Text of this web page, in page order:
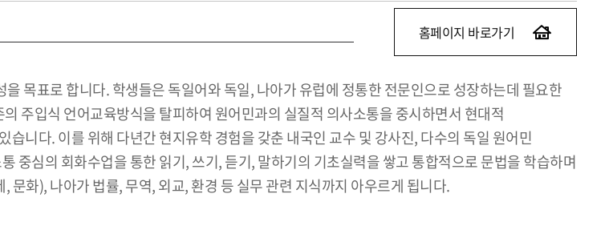
홈페이지 바로가기
목표로 합니다. 학생들은 독일어와 독일, 나아가 유럽에 정통한 전문인으로 성장하는데 필요한
주입식 언어교육방식을 탈피하여 원어민과의 실질적 의사소통을 중시하면서 현대적
니다. 이를 위해 다년간 현지유학 경험을 갖춘 내국인 교수 및 강사진, 다수의 독일 원어민
중심의 회화수업을 통한 읽기, 쓰기, 듣기, 말하기의 기초실력을 쌓고 통합적으로 문법을 학습하며
화), 나아가 법률, 무역, 외교, 환경 등 실무 관련 지식까지 아우르게 됩니다.